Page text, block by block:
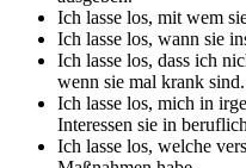
Ich lasse los, mit wem
Ich lasse los, wann sie
Ich lasse los, dass ich
wenn sie mal krank sind.
Ich lasse los, mich in
Interessen sie in
Ich lasse los, welche